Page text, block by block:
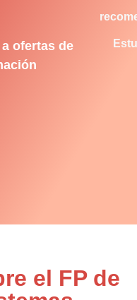
ofertas de
el FP de